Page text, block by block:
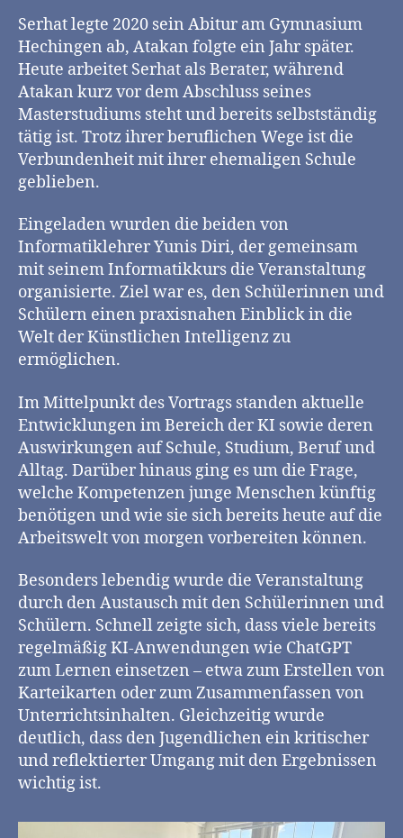
Serhat legte 2020 sein Abitur am Gymnasium
Hechingen ab, Atakan folgte ein Jahr später.
Heute arbeitet Serhat als Berater, während
Atakan kurz vor dem Abschluss seines
Masterstudiums steht und bereits selbstständig
tätig ist. Trotz ihrer beruflichen Wege ist die
Verbundenheit mit ihrer ehemaligen Schule
geblieben.
Eingeladen wurden die beiden von
Informatiklehrer Yunis Diri, der gemeinsam
mit seinem Informatikkurs die Veranstaltung
organisierte. Ziel war es, den Schülerinnen und
Schülern einen praxisnahen Einblick in die
Welt der Künstlichen Intelligenz zu
ermöglichen.
Im Mittelpunkt des Vortrags standen aktuelle
Entwicklungen im Bereich der KI sowie deren
Auswirkungen auf Schule, Studium, Beruf und
Alltag. Darüber hinaus ging es um die Frage,
welche Kompetenzen junge Menschen künftig
benötigen und wie sie sich bereits heute auf die
Arbeitswelt von morgen vorbereiten können.
Besonders lebendig wurde die Veranstaltung
durch den Austausch mit den Schülerinnen und
Schülern. Schnell zeigte sich, dass viele bereits
regelmäßig KI-Anwendungen wie ChatGPT
zum Lernen einsetzen – etwa zum Erstellen von
Karteikarten oder zum Zusammenfassen von
Unterrichtsinhalten. Gleichzeitig wurde
deutlich, dass den Jugendlichen ein kritischer
und reflektierter Umgang mit den Ergebnissen
wichtig ist.